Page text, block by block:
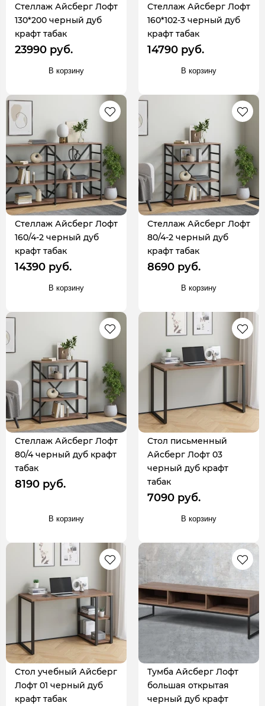
Стеллаж Айсберг Лофт
130*200 черный дуб
крафт табак
23990 руб.
В корзину
Стеллаж Айсберг Лофт
160*102-3 черный дуб
крафт табак
14790 руб.
В корзину
Стеллаж Айсберг Лофт
160/4-2 черный дуб
крафт табак
14390 руб.
В корзину
Стеллаж Айсберг Лофт
80/4-2 черный дуб
крафт табак
8690 руб.
В корзину
Стеллаж Айсберг Лофт
80/4 черный дуб крафт
табак
8190 руб.
В корзину
Стол письменный
Айсберг Лофт 03
черный дуб крафт
табак
7090 руб.
В корзину
Стол учебный Айсберг
Лофт 01 черный дуб
крафт табак
Тумба Айсберг Лофт
большая открытая
черный дуб крафт